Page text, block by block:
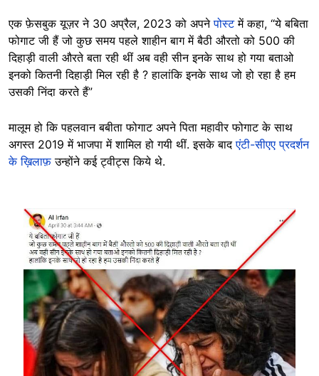
एक फ़ेसबुक यूज़र ने 30 अप्रैल, 2023 को अपनेपोस्टमें कहा, “ये बबिता
फोगाट जी हैं जो कुछ समय पहले शाहीन बाग में बैठी औरतो को 500 की
दिहाड़ी वाली औरते बता रही थीं अब वही सीन इनके साथ हो गया बताओ
इनको कितनी दिहाड़ी मिल रही है ? हालांकि इनके साथ जो हो रहा है हम
उसकी निंदा करते हैं”
मालूम हो कि पहलवान बबीता फोगाट अपने पिता महावीर फोगाट के साथ
अगस्त 2019 में भाजपा में शामिल हो गयी थीं. इसके बादएंटी-सीएए प्रदर्शन
के ख़िलाफ़उन्होंने कई ट्वीट्स किये थे.
Image